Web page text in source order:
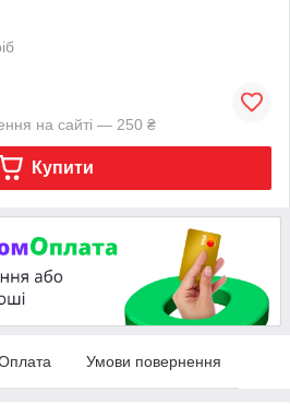
на сайті — 250 ₴
Купити
Умови повернення